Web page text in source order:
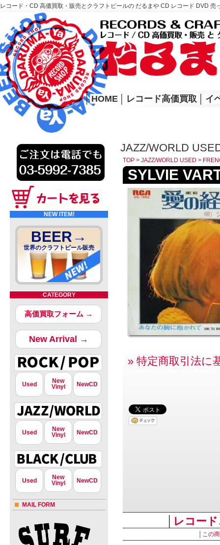
レコード・CD 高価買取・販売とクラフトビールの だるまや CD レコード DVD
レコード高価買取はこちら
HOME
│ HOME レコード高価買取 イ
NEW ITEM!
BEER→
世界のクラフトビール販売
CATEGORY
高価買取フォーム →
New Arrival →
Used
New
Vinyl
NewCD
Used
New
Vinyl
NewCD
Used
New
Vinyl
NewCD
MAIL FORM
JAZZ/WORLD
TOP > JAZZ/WORLD USED >
SYLVIE
» 特定商取引法に
レコー
この